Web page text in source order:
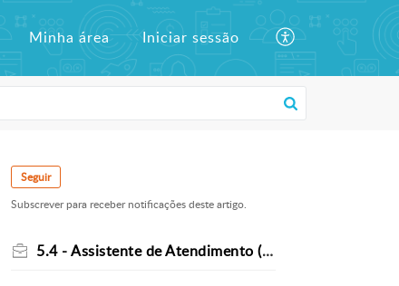
Minha área Iniciar sessão
Seguir
Subscrever para receber notificações deste artigo.
5.4 - Assistente de Atendimento (IA)